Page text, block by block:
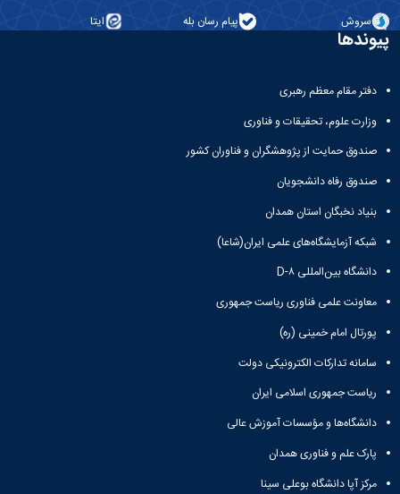
معاونت
تحصیلات
تکمیلی
سروش پیام رسان بله ایتا
پیوندها
دفتر مقام معظم رهبری
وزارت علوم، تحقیقات و فناوری
صندوق حمایت از پژوهشگران و فناوران کشور
صندوق رفاه دانشجویان
بنیاد نخبگان استان همدان
شبکه آزمایشگاه‌های علمی ایران(شاعا)
دانشگاه بین‌المللی D-۸
معاونت علمی فناوری ریاست جمهوری
پورتال امام خمینی (ره)
سامانه تدارکات الکترونیکی دولت
ریاست جمهوری اسلامی ایران
دانشگاه‌ها و مؤسسات آموزش عالی
پارک علم و فناوری همدان
مرکز آپا دانشگاه بوعلی سینا